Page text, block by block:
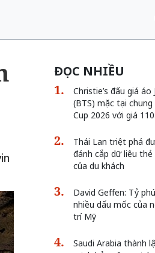
ĐỌC NHIỀU
Christie’s đấu giá áo
(BTS) mặc tại
Cup 2026 với giá
Thái Lan triệt phá
đánh cắp dữ liệu
của du khách
David Geffen: Tỷ
nhiều dấu mốc của
trí Mỹ
Saudi Arabia thành